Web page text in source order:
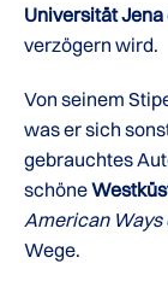
Universität Jena
verzögern wird.
Von seinem
was er sich
gebrauchtes
schöne
American Ways
Wege.